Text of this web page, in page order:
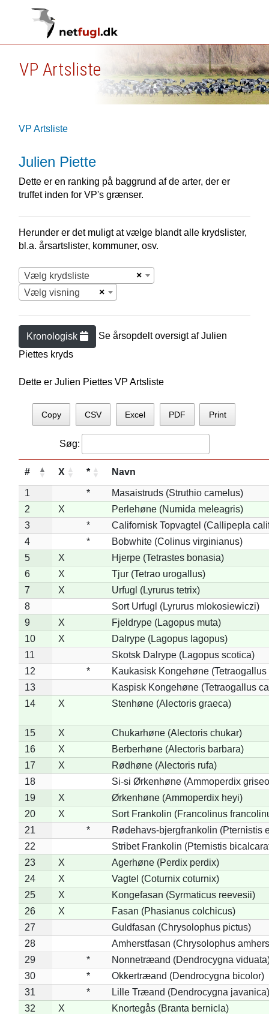
VP Artsliste
VP Artsliste
Julien Piette
Dette er en ranking på baggrund af de arter, der er
truffet inden for VP's grænser.
Herunder er det muligt at vælge blandt alle krydslister,
bl.a. årsartslister, kommuner, osv.
×
Vælg krydsliste
×
Vælg visning
Kronologisk Se årsopdelt oversigt afJulien
Piettes kryds
Dette er Julien Piettes VP Artsliste
Copy CSV Excel PDF Print
Søg:
# X * Navn
1 *
Masaistruds (Struthio camelus)
2
X
Perlehøne (Numida meleagris)
3
*
Californisk Topvagtel (Callipepla
4
*
Bobwhite (Colinus virginianus)
5
X
Hjerpe (Tetrastes bonasia)
6
X
Tjur (Tetrao urogallus)
7
X
Urfugl (Lyrurus tetrix)
8
Sort Urfugl (Lyrurus mlokosiewiczi)
9
X
Fjeldrype (Lagopus muta)
10
X
Dalrype (Lagopus lagopus)
11
Skotsk Dalrype (Lagopus scotica)
12
*
Kaukasisk Kongehøne
13
Kaspisk Kongehøne (Tetraogallus
14
X Stenhøne (Alectoris graeca)
15 X
Chukarhøne (Alectoris chukar)
16
X
Berberhøne (Alectoris barbara)
17
X
Rødhøne (Alectoris rufa)
18
Si-si Ørkenhøne (Ammoperdix
19
X
Ørkenhøne (Ammoperdix heyi)
20
X
Sort Frankolin (Francolinus
21
*
Rødehavs-bjergfrankolin (Pternistis
22
Stribet Frankolin (Pternistis
23
X
Agerhøne (Perdix perdix)
24
X
Vagtel (Coturnix coturnix)
25
X
Kongefasan (Syrmaticus reevesii)
26
X
Fasan (Phasianus colchicus)
27
Guldfasan (Chrysolophus pictus)
28
Amherstfasan (Chrysolophus
29
*
Nonnetræand (Dendrocygna
30
*
Okkertræand (Dendrocygna bicolor)
31
*
Lille Træand (Dendrocygna javanica)
32
X
Knortegås (Branta bernicla)